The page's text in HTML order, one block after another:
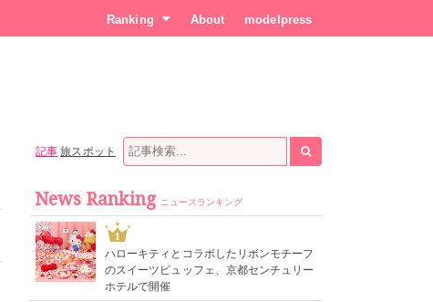
Ranking About modelpress
記事 旅スポット
News Ranking ニュースランキング
1
ハローキティとコラボしたリボンモチーフ
のスイーツビュッフェ、京都センチュリー
ホテルで開催